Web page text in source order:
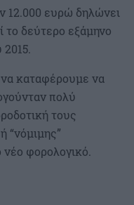
12.000 ευρώ δηλώνει
το δεύτερο εξάμηνο
2015.
να καταφέρουμε να
πολύ
τους
“νόμιμης”
φορολογικό.